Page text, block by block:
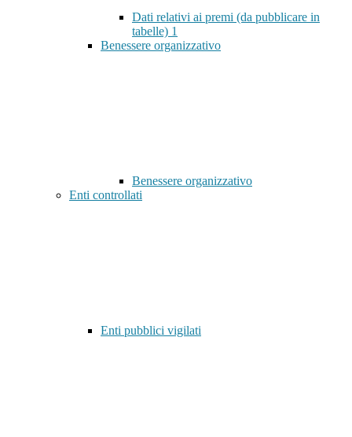
Dati relativi ai premi (da pubblicare in
tabelle) 1
Benessere organizzativo
Benessere organizzativo
Enti controllati
Enti pubblici vigilati